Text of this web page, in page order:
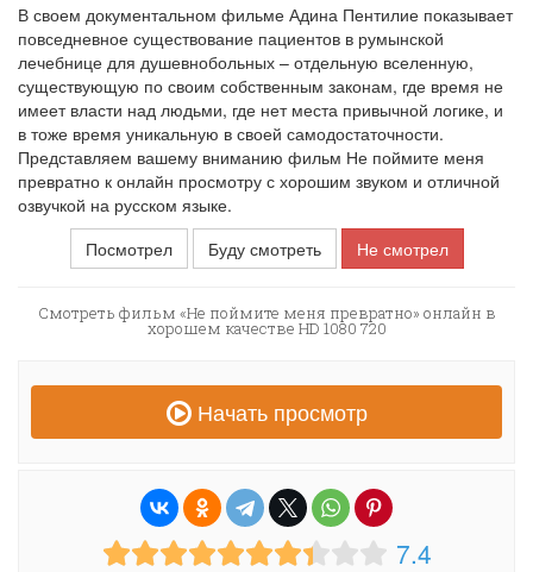
В своем документальном фильме Адина Пентилие показывает
повседневное существование пациентов в румынской
лечебнице для душевнобольных – отдельную вселенную,
существующую по своим собственным законам, где время не
имеет власти над людьми, где нет места привычной логике, и
в тоже время уникальную в своей самодостаточности.
Представляем вашему вниманию фильм Не поймите меня
превратно к онлайн просмотру с хорошим звуком и отличной
озвучкой на русском языке.
Посмотрел
Буду смотреть Не смотрел
Смотреть фильм «Не поймите меня превратно» онлайн в
хорошем качестве HD 1080 720
Начать просмотр
7.4